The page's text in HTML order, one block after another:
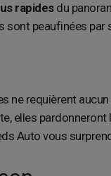
rapidesdu
peaufinées
ne requièrent
elles
Auto vous